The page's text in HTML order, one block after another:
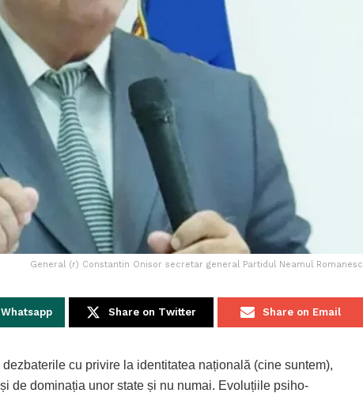
General (r) Constantin Onisor secretar general Partidul Neamul Romanesc
Share on Twitter Share on Email
cu privire la identitatea națională (cine suntem),
de dominația unor state și nu numai. Evoluțiile psiho-